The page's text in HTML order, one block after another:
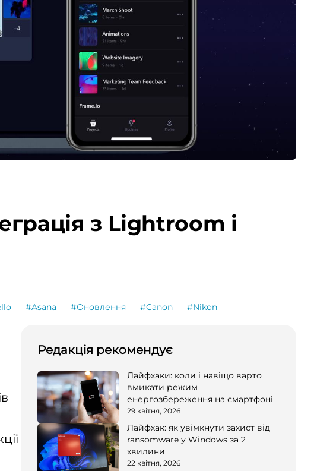
з Lightroom і
#Asana #Оновлення #Canon #Nikon
Редакція рекомендує
Лайфхаки: коли і навіщо варто
вмикати режим
енергозбереження на смартфоні
29 квітня, 2026
Лайфхак: як увімкнути захист від
ransomware у Windows за 2
хвилини
22 квітня, 2026